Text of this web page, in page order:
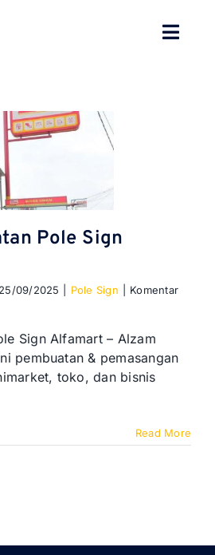
Pole Sign
25/09/2025 Pole Sign
Komentar
Sign Alfamart – Alzam
pembuatan & pemasangan
toko, dan bisnis
Read More